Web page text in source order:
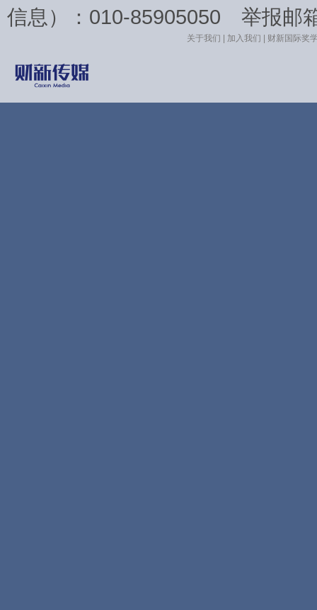
信息）：010-85905050 举报邮
关于我们 加入我们 财新国际奖